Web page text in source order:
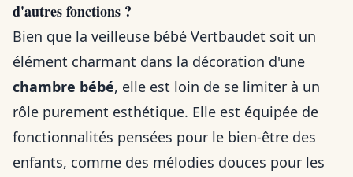
d'autres fonctions ?
Bien que la veilleuse bébé Vertbaudet soit un
élément charmant dans la décoration d'une
chambre bébé, elle est loin de se limiter à un
rôle purement esthétique. Elle est équipée de
fonctionnalités pensées pour le bien-être des
enfants, comme des mélodies douces pour les